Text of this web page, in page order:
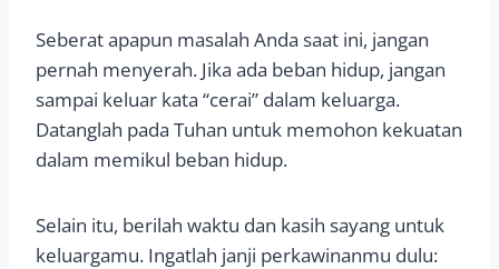
Seberat apapun masalah Anda saat ini, jangan
pernah menyerah. Jika ada beban hidup, jangan
sampai keluar kata “cerai” dalam keluarga.
Datanglah pada Tuhan untuk memohon kekuatan
dalam memikul beban hidup.
Selain itu, berilah waktu dan kasih sayang untuk
keluargamu. Ingatlah janji perkawinanmu dulu: